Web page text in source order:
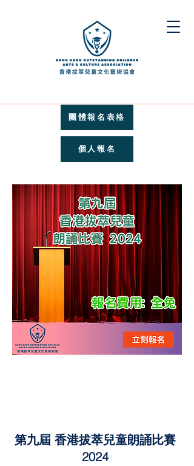
團體報名表格
個人報名
第九屆 香港拔萃兒童朗誦比賽
2024